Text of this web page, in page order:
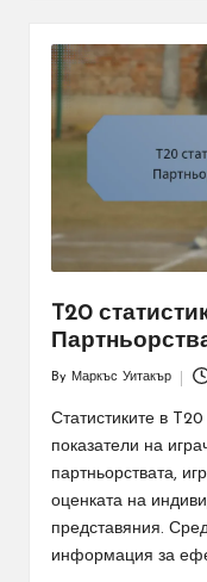
T20
by
By Маркъс Уитакър
Статистиките в
показатели на
партньорствата,
оценката на
представяния.
информация за